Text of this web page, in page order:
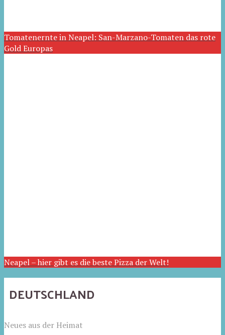
Tomatenernte in Neapel: San-Marzano-Tomaten das rote
Gold Europas
Neapel – hier gibt es die beste Pizza der Welt!
DEUTSCHLAND
Neues aus der Heimat